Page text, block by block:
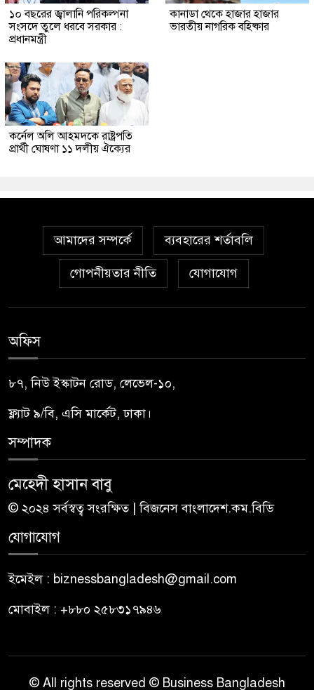
১০ বছরের জ্বালানি পরিকল্পনা
সংসদে তুলে ধরবে সরকার :
প্রধানমন্ত্রী
কানাডা থেকে হাজার হাজার
ভারতীয় নাগরিক বহিষ্কার
কর্নেল অলি আহমদকে রাষ্ট্রপতি
প্রার্থী ঘোষণা ১১ দলীয় ঐক্যের
আমাদের সম্পর্কে ব্যবহারের শর্তাবলি
গোপনীয়তার নীতি যোগাযোগ
অফিস
৮৭, নিউ ইস্কাটন রোড, লেভেল-১০,
ফ্ল্যাট ৯/বি, এসি মার্কেট, ঢাকা।
সম্পাদক
মেহেদী হাসান বাবু
© ২০২৪ সর্বস্বত্ব সংরক্ষিত | বিজনেস বাংলাদেশ.কম.বিডি
যোগাযোগ
ইমেইল : biznessbangladesh@gmail.com
মোবাইল : +৮৮০ ২৫৮৩১৭৯৪৬
© All rights reserved © Business Bangladesh